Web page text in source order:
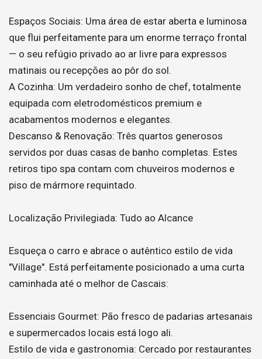
Espaços Sociais: Uma área de estar aberta e luminosa
que flui perfeitamente para um enorme terraço frontal
— o seu refúgio privado ao ar livre para expressos
matinais ou recepções ao pôr do sol.
A Cozinha: Um verdadeiro sonho de chef, totalmente
equipada com eletrodomésticos premium e
acabamentos modernos e elegantes.
Descanso & Renovação: Três quartos generosos
servidos por duas casas de banho completas. Estes
retiros tipo spa contam com chuveiros modernos e
piso de mármore requintado.
Localização Privilegiada: Tudo ao Alcance
Esqueça o carro e abrace o autêntico estilo de vida
"Village". Está perfeitamente posicionado a uma curta
caminhada até o melhor de Cascais:
Essenciais Gourmet: Pão fresco de padarias artesanais
e supermercados locais está logo ali.
Estilo de vida e gastronomia: Cercado por restaurantes